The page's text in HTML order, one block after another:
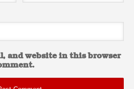
and website in this browser